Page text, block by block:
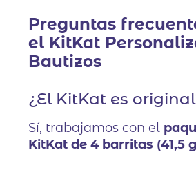
Preguntas
el KitKat
Bautizos
¿El KitKat es
Sí, trabajamos con el
KitKat de 4 barritas (41,5